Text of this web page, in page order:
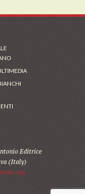
Editrice
(Italy)